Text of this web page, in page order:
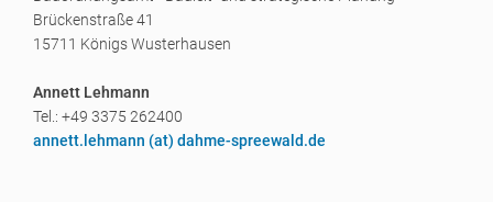
Brückenstraße 41
15711 Königs Wusterhausen
Annett Lehmann
Tel.: +49 3375 262400
annett.lehmann (at) dahme-spreewald.de